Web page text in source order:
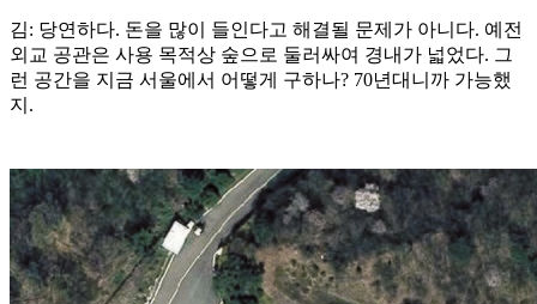
김: 당연하다. 돈을 많이 들인다고 해결될 문제가 아니다. 예전
외교 공관은 사용 목적상 숲으로 둘러싸여 경내가 넓었다. 그
런 공간을 지금 서울에서 어떻게 구하나? 70년대니까 가능했
지.